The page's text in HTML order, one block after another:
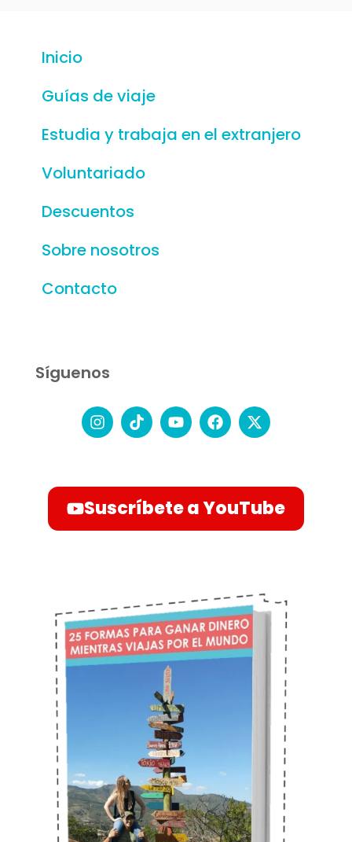
Inicio
Guías de viaje
Estudia y trabaja en el extranjero
Voluntariado
Descuentos
Sobre nosotros
Contacto
Síguenos
Suscríbete a YouTube